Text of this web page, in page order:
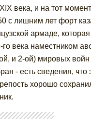
века, и на тот
с лишним лет форт
армаде,
века наместником
и 2-ой) мировых войн
- есть сведения,
хорошо